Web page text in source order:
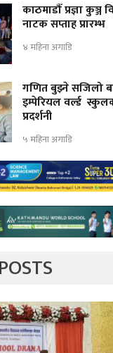
काठमाडौँ प्रज्ञा कुञ्ज
नाटक सप्ताह प्रारम्भ
४ महिना अगाडि
गणित बुझ्ने सजिलो
इम्पेरियल वर्ल्ड
प्रदर्शनी
५ महिना अगाडि